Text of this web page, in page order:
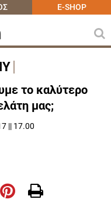
E-SHOP
το καλύτερο
μας;
|| 17.00